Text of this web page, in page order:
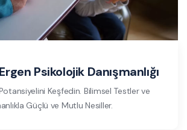
Psikolojik Danışmanlığı
Keşfedin. Bilimsel Testler ve
Güçlü ve Mutlu Nesiller.